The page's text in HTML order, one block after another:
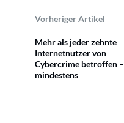
Vorheriger Artikel
Mehr als jeder zehnte
Internetnutzer von
Cybercrime betroffen –
mindestens